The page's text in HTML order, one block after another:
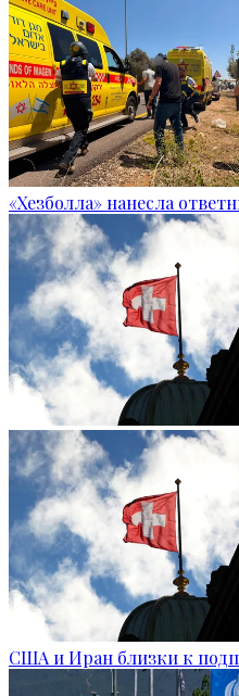
«Хезболла» нанесла
США и Иран близки к